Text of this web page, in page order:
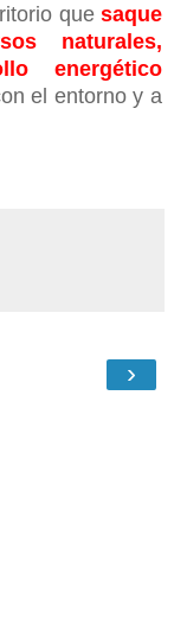
que saque
naturales,
energético
el entorno y a
›